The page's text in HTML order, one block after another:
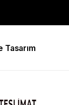
Tasarım